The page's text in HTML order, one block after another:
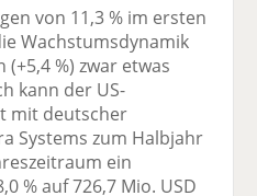
von 11,3 % im ersten
Wachstumsdynamik
%) zwar etwas
kann der US-
mit deutscher
Systems zum Halbjahr
ein
% auf 726,7 Mio. USD